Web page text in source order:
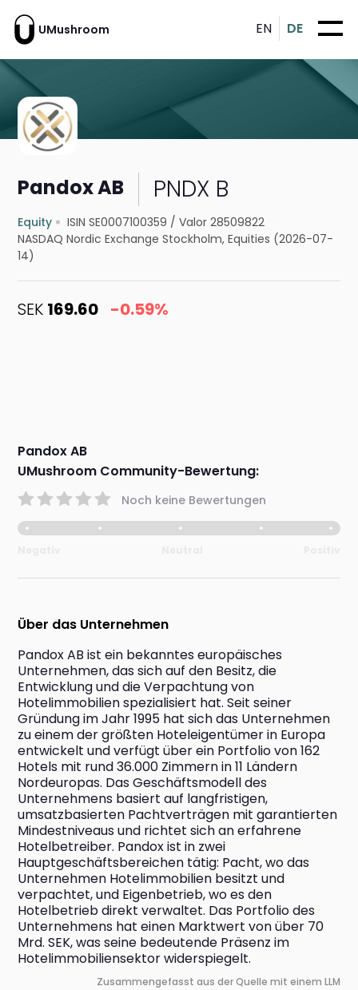
UMushroom EN DE
Pandox AB PNDX B
Equity ISIN SE0007100359 /Valor 28509822
NASDAQ Nordic Exchange Stockholm, Equities (2026-07-
14)
SEK 169.60 -0.59%
Pandox AB
UMushroom Community-Bewertung:
Noch keine Bewertungen
Über das Unternehmen
Pandox AB ist ein bekanntes europäisches
Unternehmen, das sich auf den Besitz, die
Entwicklung und die Verpachtung von
Hotelimmobilien spezialisiert hat. Seit seiner
Gründung im Jahr 1995 hat sich das Unternehmen
zu einem der größten Hoteleigentümer in Europa
entwickelt und verfügt über ein Portfolio von 162
Hotels mit rund 36.000 Zimmern in 11 Ländern
Nordeuropas. Das Geschäftsmodell des
Unternehmens basiert auf langfristigen,
umsatzbasierten Pachtverträgen mit garantierten
Mindestniveaus und richtet sich an erfahrene
Hotelbetreiber. Pandox ist in zwei
Hauptgeschäftsbereichen tätig: Pacht, wo das
Unternehmen Hotelimmobilien besitzt und
verpachtet, und Eigenbetrieb, wo es den
Hotelbetrieb direkt verwaltet. Das Portfolio des
Unternehmens hat einen Marktwert von über 70
Mrd. SEK, was seine bedeutende Präsenz im
Hotelimmobiliensektor widerspiegelt.
Zusammengefasst aus der Quelle mit einem LLM